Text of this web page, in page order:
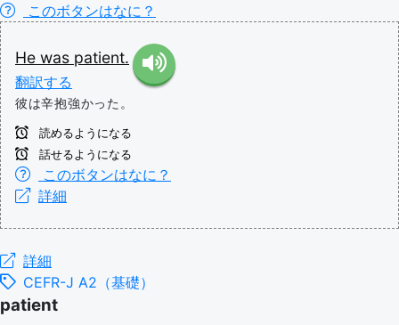
このボタンはなに？
He was patient.
翻訳する
彼は辛抱強かった。
読めるようになる
話せるようになる
このボタンはなに？
詳細
詳細
CEFR-J A2（基礎）
patient